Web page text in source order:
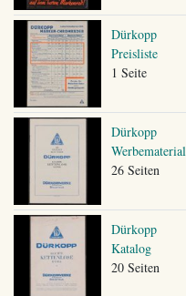
Dürkopp
Preisliste
1 Seite
Dürkopp
Werbematerial
26 Seiten
Dürkopp
Katalog
20 Seiten